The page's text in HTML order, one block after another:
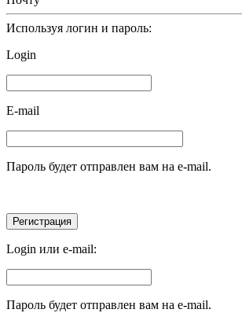
Используя логин и пароль:
Login
E-mail
Пароль будет отправлен вам на e-mail.
Login или e-mail:
Пароль будет отправлен вам на e-mail.